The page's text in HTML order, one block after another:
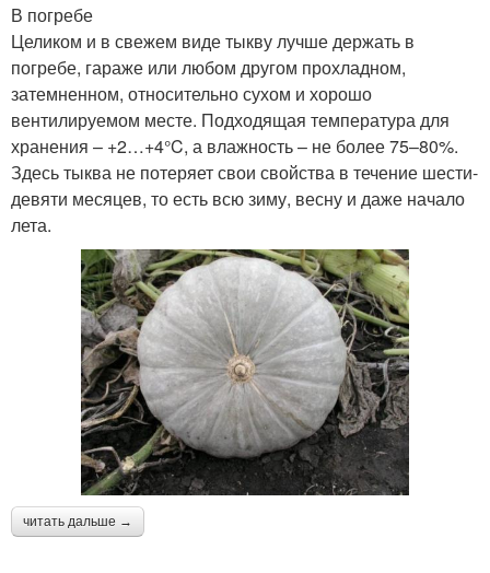
В погребе
Целиком и в свежем виде тыкву лучше держать в
погребе, гараже или любом другом прохладном,
затемненном, относительно сухом и хорошо
вентилируемом месте. Подходящая температура для
хранения – +2…+4°C, а влажность – не более 75–80%.
Здесь тыква не потеряет свои свойства в течение шести-
девяти месяцев, то есть всю зиму, весну и даже начало
лета.
читать дальше →